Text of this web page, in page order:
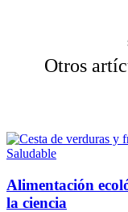
Otros
Saludable
Alimentación
la ciencia